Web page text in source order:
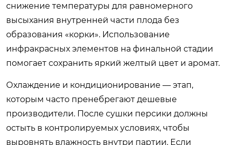
снижение температуры для равномерного
высыхания внутренней части плода без
образования «корки». Использование
инфракрасных элементов на финальной стадии
помогает сохранить яркий желтый цвет и аромат.
Охлаждение и кондиционирование — этап,
которым часто пренебрегают дешевые
производители. После сушки персики должны
остыть в контролируемых условиях, чтобы
выровнять влажность внутри партии. Если